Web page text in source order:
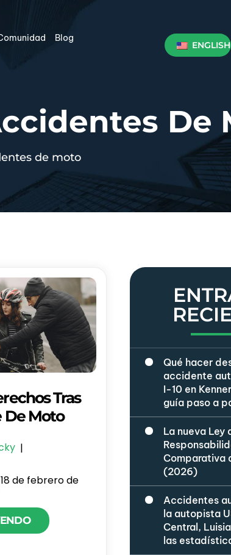
Blog
ENGLISH
De
de moto
Tras
De Moto
|
de febrero de
Qué hacer
accidente
I-10 en
guía paso a
La nueva Ley
Comparativa
(2026)
Accidentes
la autopista
Central,
las